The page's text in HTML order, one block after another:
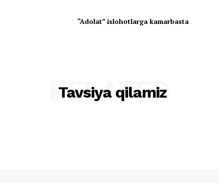
“Adolat” islohotlarga kamarbasta
Tavsiya qilamiz
RELATED